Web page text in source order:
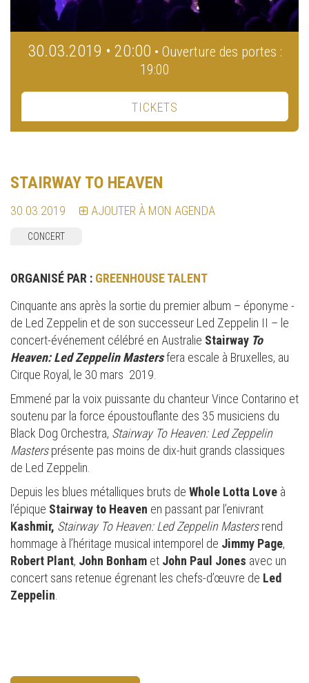
30.03.2019 • 20:00 • Ouverture des portes :
19:00
TICKETS
STAIRWAY TO HEAVEN
30.03.2019 AJOUTER À MON AGENDA
CONCERT
ORGANISÉ PAR : GREENHOUSE TALENT
Cinquante ans après la sortie du premier album – éponyme -
de Led Zeppelin et de son successeur Led Zeppelin II – le
concert-événement célébré en Australie Stairway To
Heaven: Led Zeppelin Mastersfera escale à Bruxelles, au
Cirque Royal, le 30 mars 2019.
Emmené par la voix puissante du chanteur Vince Contarino et
soutenu par la force époustouflante des 35 musiciens du
Black Dog Orchestra, Stairway To Heaven: Led Zeppelin
Mastersprésente pas moins de dix-huit grands classiques
de Led Zeppelin.
Depuis les blues métalliques bruts de Whole Lotta Love à
l’épique Stairway to Heaven en passant par l’enivrant
Kashmir, Stairway To Heaven: Led Zeppelin Mastersrend
hommage à l’héritage musical intemporel de Jimmy Page,
Robert Plant, John Bonham et John Paul Jones avec un
concert sans retenue égrenant les chefs-d’œuvre de Led
Zeppelin